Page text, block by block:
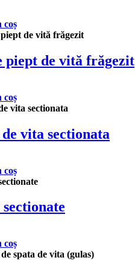
coș
piept de vită frăgezit
coș
vita sectionata
coș
coș